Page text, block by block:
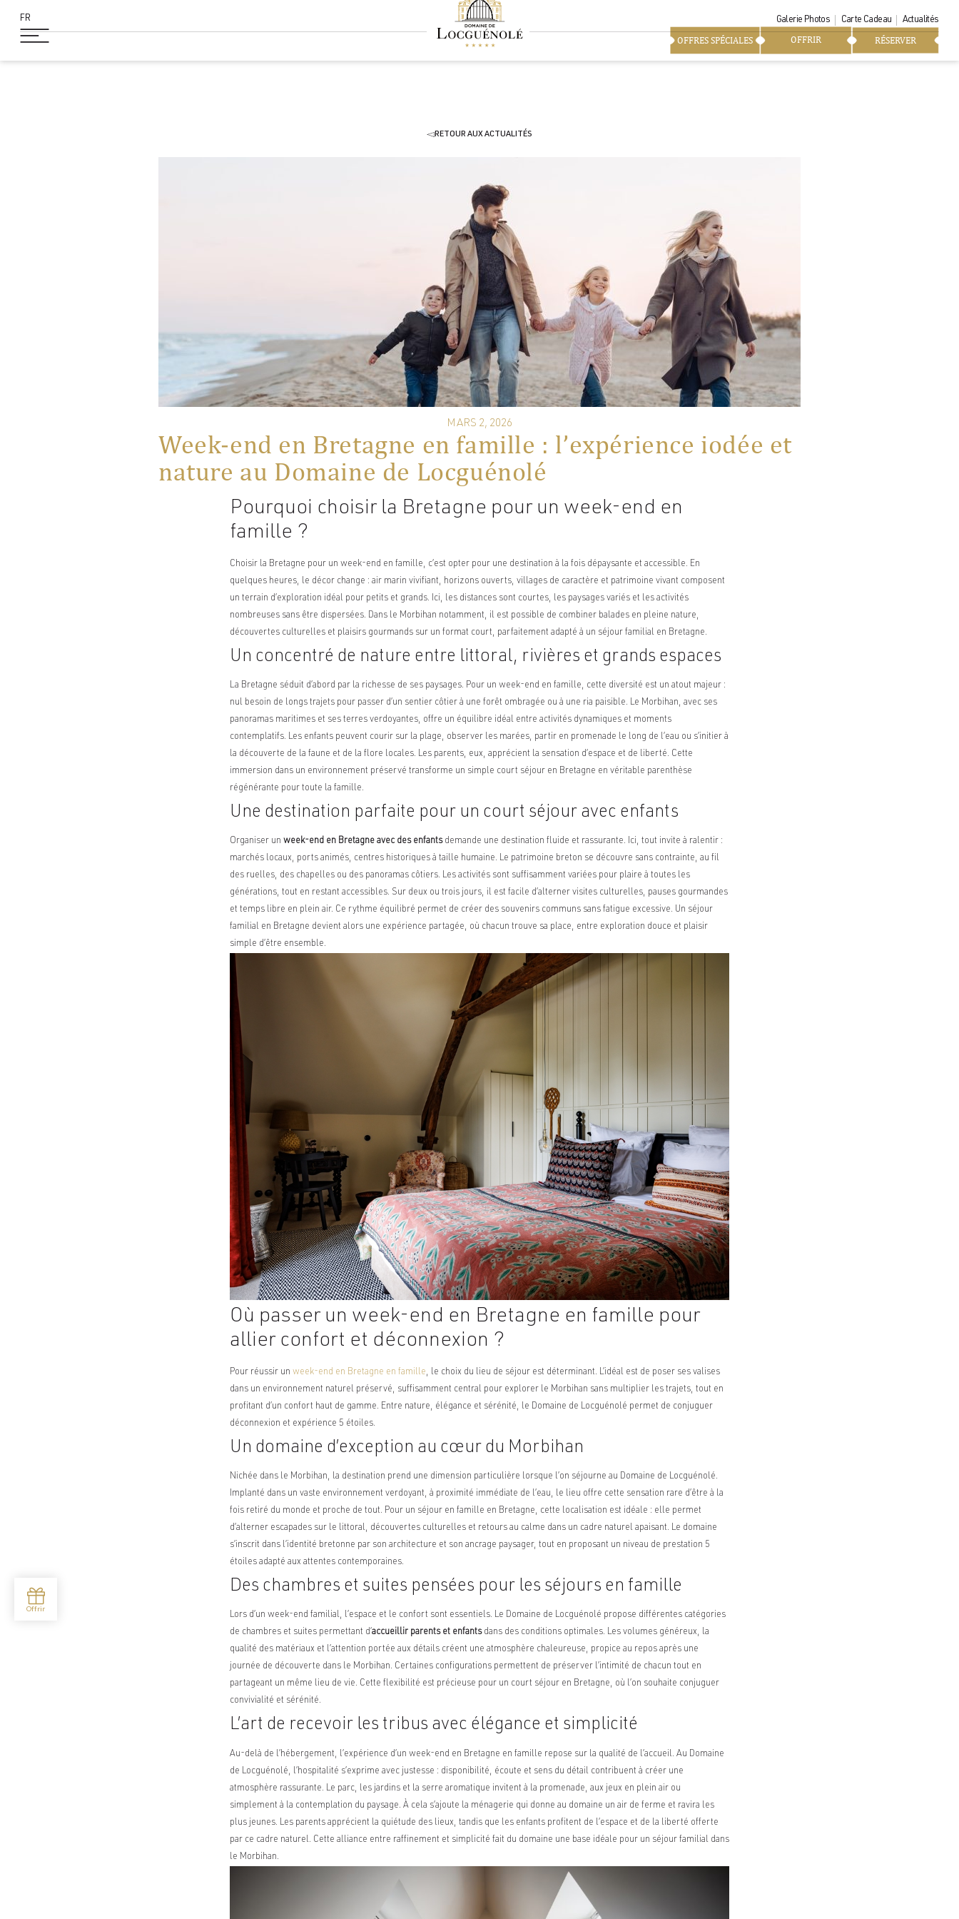
FR Galerie Photos Carte Cadeau Actualités
RÉSERVER
OFFRIR
OFFRES SPÉCIALES
RETOUR AUX ACTUALITÉS
MARS 2, 2026
Week-end en Bretagne en famille : l’expérience iodée et
nature au Domaine de Locguénolé
Pourquoi choisir la Bretagne pour un week-end en
famille ?
Choisir la Bretagne pour un week-end en famille, c’est opter pour une destination à la fois dépaysante et accessible. En
quelques heures, le décor change : air marin vivifiant, horizons ouverts, villages de caractère et patrimoine vivant composent
un terrain d’exploration idéal pour petits et grands. Ici, les distances sont courtes, les paysages variés et les activités
nombreuses sans être dispersées. Dans le Morbihan notamment, il est possible de combiner balades en pleine nature,
découvertes culturelles et plaisirs gourmands sur un format court, parfaitement adapté à un séjour familial en Bretagne.
Un concentré de nature entre littoral, rivières et grands espaces
La Bretagne séduit d’abord par la richesse de ses paysages. Pour un week-end en famille, cette diversité est un atout majeur :
nul besoin de longs trajets pour passer d’un sentier côtier à une forêt ombragée ou à une ria paisible. Le Morbihan, avec ses
panoramas maritimes et ses terres verdoyantes, offre un équilibre idéal entre activités dynamiques et moments
contemplatifs. Les enfants peuvent courir sur la plage, observer les marées, partir en promenade le long de l’eau ou s’initier à
la découverte de la faune et de la flore locales. Les parents, eux, apprécient la sensation d’espace et de liberté. Cette
immersion dans un environnement préservé transforme un simple court séjour en Bretagne en véritable parenthèse
régénérante pour toute la famille.
Une destination parfaite pour un court séjour avec enfants
Organiser un week-end en Bretagne avec des enfantsdemande une destination fluide et rassurante. Ici, tout invite à ralentir :
marchés locaux, ports animés, centres historiques à taille humaine. Le patrimoine breton se découvre sans contrainte, au fil
des ruelles, des chapelles ou des panoramas côtiers. Les activités sont suffisamment variées pour plaire à toutes les
générations, tout en restant accessibles. Sur deux ou trois jours, il est facile d’alterner visites culturelles, pauses gourmandes
et temps libre en plein air. Ce rythme équilibré permet de créer des souvenirs communs sans fatigue excessive. Un séjour
familial en Bretagne devient alors une expérience partagée, où chacun trouve sa place, entre exploration douce et plaisir
simple d’être ensemble.
Où passer un week-end en Bretagne en famille pour
allier confort et déconnexion ?
Pour réussir un week-end en Bretagne en famille, le choix du lieu de séjour est déterminant. L’idéal est de poser ses valises
dans un environnement naturel préservé, suffisamment central pour explorer le Morbihan sans multiplier les trajets, tout en
profitant d’un confort haut de gamme. Entre nature, élégance et sérénité, le Domaine de Locguénolé permet de conjuguer
déconnexion et expérience 5 étoiles.
Un domaine d’exception au cœur du Morbihan
Nichée dans le Morbihan, la destination prend une dimension particulière lorsque l’on séjourne au Domaine de Locguénolé.
Implanté dans un vaste environnement verdoyant, à proximité immédiate de l’eau, le lieu offre cette sensation rare d’être à la
fois retiré du monde et proche de tout. Pour un séjour en famille en Bretagne, cette localisation est idéale : elle permet
d’alterner escapades sur le littoral, découvertes culturelles et retours au calme dans un cadre naturel apaisant. Le domaine
s’inscrit dans l’identité bretonne par son architecture et son ancrage paysager, tout en proposant un niveau de prestation 5
étoiles adapté aux attentes contemporaines.
Des chambres et suites pensées pour les séjours en famille
Lors d’un week-end familial, l’espace et le confort sont essentiels. Le Domaine de Locguénolé propose différentes catégories
de chambres et suites permettant d’ accueillir parents et enfantsdans des conditions optimales. Les volumes généreux, la
qualité des matériaux et l’attention portée aux détails créent une atmosphère chaleureuse, propice au repos après une
journée de découverte dans le Morbihan. Certaines configurations permettent de préserver l’intimité de chacun tout en
partageant un même lieu de vie. Cette flexibilité est précieuse pour un court séjour en Bretagne, où l’on souhaite conjuguer
convivialité et sérénité.
L’art de recevoir les tribus avec élégance et simplicité
Au-delà de l’hébergement, l’expérience d’un week-end en Bretagne en famille repose sur la qualité de l’accueil. Au Domaine
de Locguénolé, l’hospitalité s’exprime avec justesse : disponibilité, écoute et sens du détail contribuent à créer une
atmosphère rassurante. Le parc, les jardins et la serre aromatique invitent à la promenade, aux jeux en plein air ou
simplement à la contemplation du paysage. À cela s’ajoute la ménagerie qui donne au domaine un air de ferme et ravira les
plus jeunes. Les parents apprécient la quiétude des lieux, tandis que les enfants profitent de l’espace et de la liberté offerte
par ce cadre naturel. Cette alliance entre raffinement et simplicité fait du domaine une base idéale pour un séjour familial dans
le Morbihan.